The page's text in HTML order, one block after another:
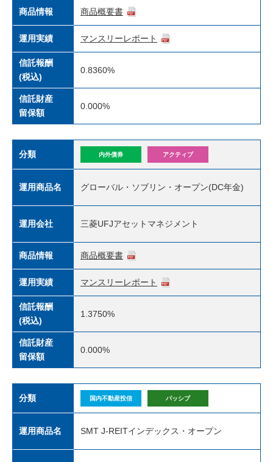
商品情報 商品概要書
運用実績 マンスリーレポート
信託報酬
(税込)
0.8360%
信託財産
留保額
0.000%
分類 内外債券 アクティブ
運用商品名 グローバル・ソブリン・オープン(DC年金)
運用会社 三菱UFJアセットマネジメント
商品情報 商品概要書
運用実績 マンスリーレポート
信託報酬
(税込)
1.3750%
信託財産
留保額
0.000%
分類 国内不動産投信 パッシブ
運用商品名 SMT J-REITインデックス・オープン